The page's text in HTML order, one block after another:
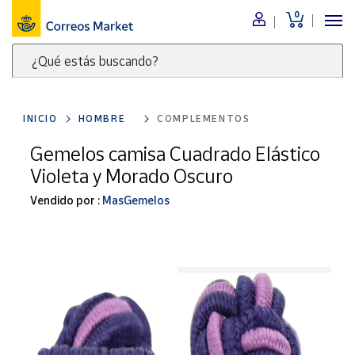
0
¿Qué estás buscando?
clave
para
buscar
productos
Menú
Nuestro
catálogo
Alimentación
Bebidas
Ocio y cultura
Juguetes y
Tienda de
INICIO HOMBRE COMPLEMENTOS
Gemelos camisa Cuadrado Elástico
Violeta y Morado Oscuro
Vendido por : MasGemelos